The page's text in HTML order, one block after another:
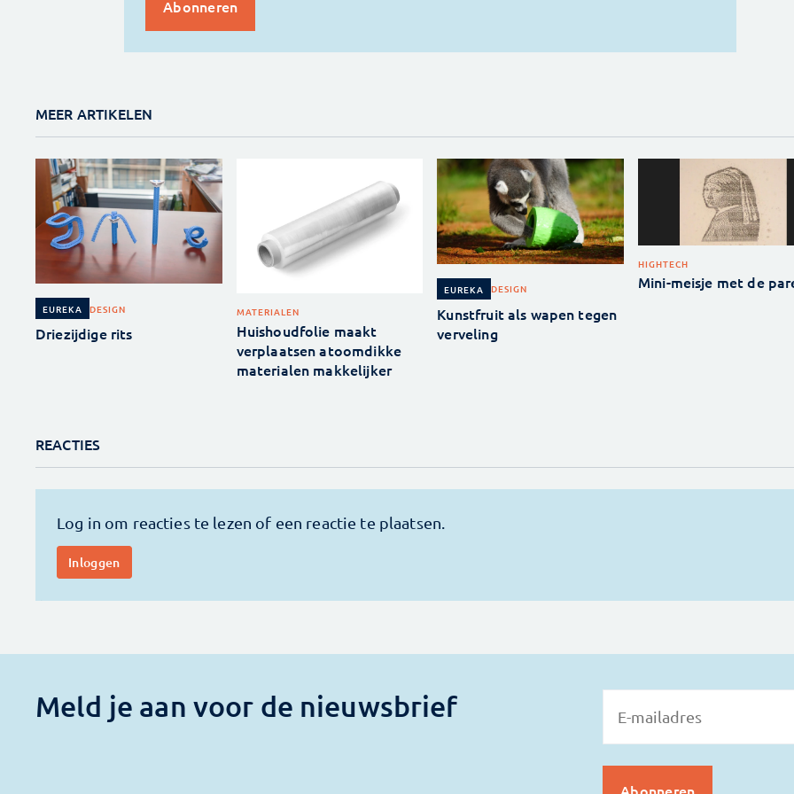
MEER ARTIKELEN
EUREKA DESIGN
Driezijdige rits
MATERIALEN
Huishoudfolie maakt
verplaatsen atoomdikke
materialen makkelijker
EUREKA DESIGN
Kunstfruit als wapen tegen
verveling
HIGHTECH
Mini-meisje met de
REACTIES
Meld je aan voor de nieuwsbrief